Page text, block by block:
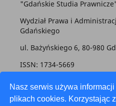
Nasz serwis używa
plikach cookies. Korzystając
"Gdańskie Studia
Wydział Prawa i
Gdańskiego
ul. Bażyńskiego 6, 80-980
ISSN: 1734-5669